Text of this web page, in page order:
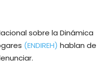
sobre la Dinámica
(ENDIREH) hablan de